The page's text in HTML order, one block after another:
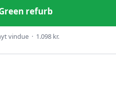
refurb
vindue · 1.098 kr.